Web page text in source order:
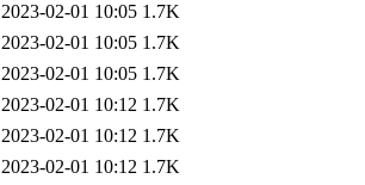
2023-02-01 10:05 1.7K
2023-02-01 10:05 1.7K
2023-02-01 10:05 1.7K
2023-02-01 10:12 1.7K
2023-02-01 10:12 1.7K
2023-02-01 10:12 1.7K